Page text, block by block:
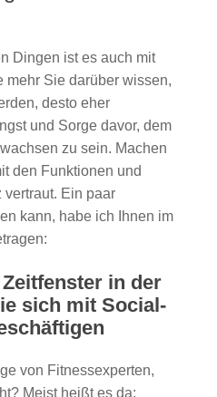
Dingen ist es auch mit
mehr Sie darüber wissen,
desto eher
und Sorge davor, dem
zu sein. Machen
den Funktionen und
Ein paar
kann, habe ich Ihnen im
in der
sich mit Social-
von Fitnessexperten,
Meist heißt es da: